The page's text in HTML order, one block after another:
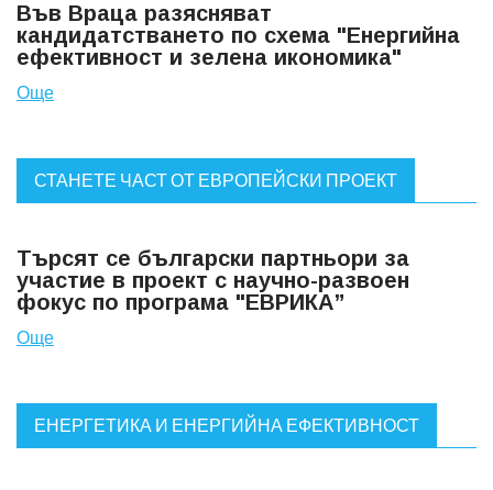
Във Враца разясняват
кандидатстването по схема "Енергийна
ефективност и зелена икономика"
Още
СТАНЕТЕ ЧАСТ ОТ ЕВРОПЕЙСКИ ПРОЕКТ
Търсят се български партньори за
участие в проект с научно-развоен
фокус по програма "ЕВРИКА”
Още
ЕНЕРГЕТИКА И ЕНЕРГИЙНА ЕФЕКТИВНОСТ